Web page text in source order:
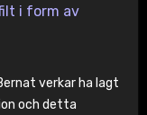
i form av
verkar ha lagt
och detta